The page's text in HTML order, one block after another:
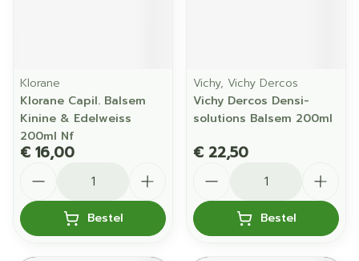
Klorane
Klorane Capil. Balsem
Kinine & Edelweiss
200ml Nf
€ 16,00
Bestel
Vichy, Vichy Dercos
Vichy Dercos Densi-
solutions Balsem 200ml
€ 22,50
Bestel